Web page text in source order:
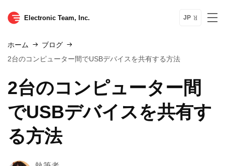
Electronic Team, Inc. JP
ホーム
ブログ
2台のコンピューター間でUSBデバイスを共有する方法
2台のコンピューター間
でUSBデバイスを共有す
る方法